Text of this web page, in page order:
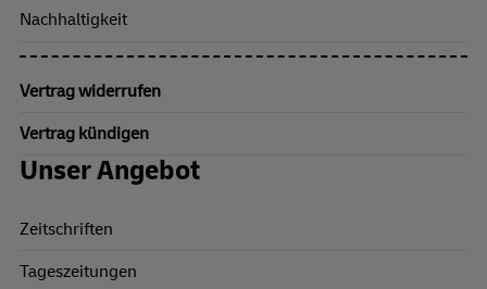
Nachhaltigkeit
Vertrag widerrufen
Vertrag kündigen
Unser Angebot
Zeitschriften
Tageszeitungen